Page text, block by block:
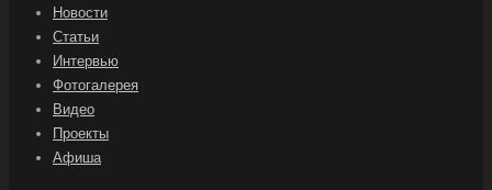
Новости
Статьи
Интервью
Фотогалерея
Видео
Проекты
Афиша